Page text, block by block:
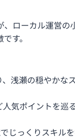
ローカル運営
す。
浅瀬の穏やかな
気ポイントを巡
じっくりスキルを